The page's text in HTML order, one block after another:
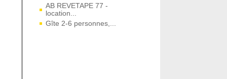
AB REVETAPE 77 -
location...
Gîte 2-6 personnes,...